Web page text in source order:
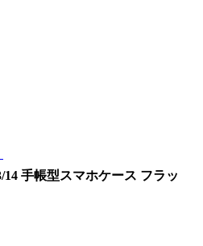
14 手帳型スマホケース フラッ